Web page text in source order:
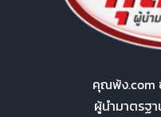
คุณพ้ง.com
ผู้นำมาตรฐ